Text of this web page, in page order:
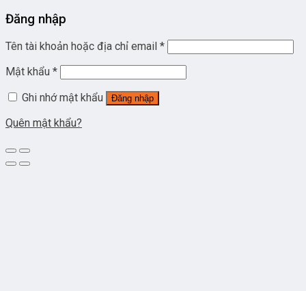
Đăng nhập
Tên tài khoản hoặc địa chỉ email *
Mật khẩu *
Ghi nhớ mật khẩu
Đăng nhập
Quên mật khẩu?